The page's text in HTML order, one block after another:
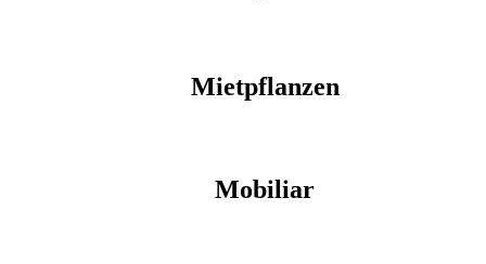
Mietpflanzen
Mobiliar